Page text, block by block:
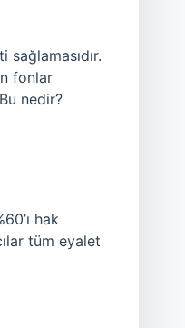
fonlar
nedir?
hak
tüm eyalet